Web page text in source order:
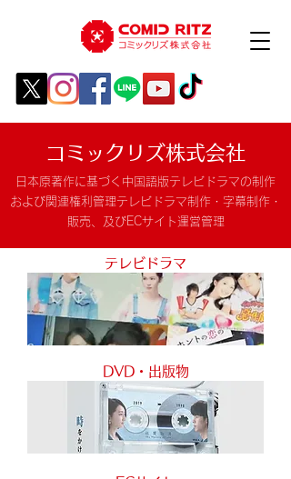
コミックリズ株式会社
日本原著作に基づく中国語版テレビドラマの制作
および関連権利管理テレビドラマ制作・字幕制作・
販売、及びECサイト運営管理
テレビドラマ
DVD・出版物